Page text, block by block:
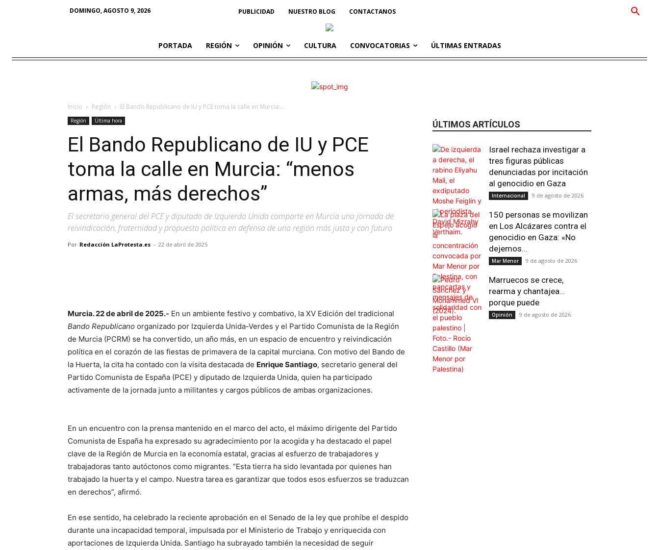
DOMINGO, AGOSTO 9, 2026 PUBLICIDAD NUESTRO BLOG CONTACTANOS
PORTADA REGIÓN OPINIÓN CULTURA CONVOCATORIAS ÚLTIMAS ENTRADAS
Inicio Región El Bando Republicano de IU y PCE toma la calle en Murcia:...
Región Última hora
El Bando Republicano de IU y PCE
toma la calle en Murcia: “menos
armas, más derechos”
El secretario general del PCE y diputado de Izquierda Unida comparte en Murcia una jornada de
reivindicación, fraternidad y propuesta política en defensa de una región más justa y con futuro
Por Redacción LaProtesta.es - 22 de abril de 2025
Email Impresión
Murcia. 22 de abril de 2025.- En un ambiente festivo y combativo, la XV Edición del tradicional
Bando Republicano organizado por Izquierda Unida-Verdes y el Partido Comunista de la Región
de Murcia (PCRM) se ha convertido, un año más, en un espacio de encuentro y reivindicación
política en el corazón de las fiestas de primavera de la capital murciana. Con motivo del Bando de
la Huerta, la cita ha contado con la visita destacada de Enrique Santiago, secretario general del
Partido Comunista de España (PCE) y diputado de Izquierda Unida, quien ha participado
activamente de la jornada junto a militantes y cargos públicos de ambas organizaciones.
En un encuentro con la prensa mantenido en el marco del acto, el máximo dirigente del Partido
Comunista de España ha expresado su agradecimiento por la acogida y ha destacado el papel
clave de la Región de Murcia en la economía estatal, gracias al esfuerzo de trabajadores y
trabajadoras tanto autóctonos como migrantes. “Esta tierra ha sido levantada por quienes han
trabajado la huerta y el campo. Nuestra tarea es garantizar que todos esos esfuerzos se traduzcan
en derechos”, afirmó.
En ese sentido, ha celebrado la reciente aprobación en el Senado de la ley que prohíbe el despido
durante una incapacidad temporal, impulsada por el Ministerio de Trabajo y enriquecida con
aportaciones de Izquierda Unida. Santiago ha subrayado también la necesidad de seguir
ÚLTIMOS ARTÍCULOS
Israel rechaza investigar a
tres figuras públicas
denunciadas por incitación
al genocidio en Gaza
Internacional 9 de agosto de 2026
150 personas se movilizan
en Los Alcázares contra el
genocidio en Gaza: «No
dejemos...
Mar Menor 9 de agosto de 2026
Marruecos se crece,
rearma y chantajea…
porque puede
Opinión 9 de agosto de 2026